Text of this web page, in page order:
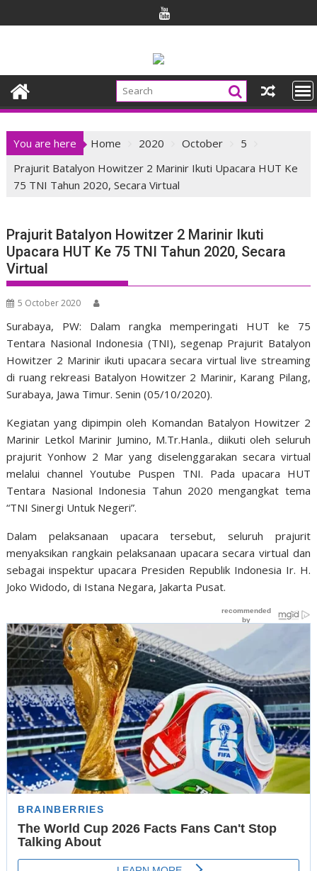
to
You are here Home 2020 October
5
Prajurit Batalyon Howitzer 2 Marinir Ikuti Upacara HUT Ke
75 TNI Tahun 2020, Secara Virtual
Prajurit Batalyon Howitzer 2 Marinir Ikuti
Upacara HUT Ke 75 TNI Tahun 2020, Secara
Virtual
5 October 2020
Surabaya, PW: Dalam rangka memperingati HUT ke 75
Tentara Nasional Indonesia (TNI), segenap Prajurit Batalyon
Howitzer 2 Marinir ikuti upacara secara virtual live streaming
di ruang rekreasi Batalyon Howitzer 2 Marinir, Karang Pilang,
Surabaya, Jawa Timur. Senin (05/10/2020).
Kegiatan yang dipimpin oleh Komandan Batalyon Howitzer 2
Marinir Letkol Marinir Jumino, M.Tr.Hanla., diikuti oleh seluruh
prajurit Yonhow 2 Mar yang diselenggarakan secara virtual
melalui channel Youtube Puspen TNI. Pada upacara HUT
Tentara Nasional Indonesia Tahun 2020 mengangkat tema
“TNI Sinergi Untuk Negeri”.
Dalam pelaksanaan upacara tersebut, seluruh prajurit
menyaksikan rangkain pelaksanaan upacara secara virtual dan
sebagai inspektur upacara Presiden Republik Indonesia Ir. H.
Joko Widodo, di Istana Negara, Jakarta Pusat.